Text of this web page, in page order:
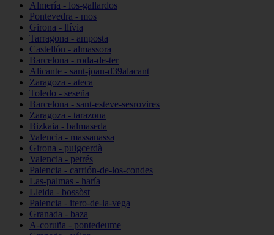
Almería - los-gallardos
Pontevedra - mos
Girona - llívia
Tarragona - amposta
Castellón - almassora
Barcelona - roda-de-ter
Alicante - sant-joan-d39alacant
Zaragoza - ateca
Toledo - seseña
Barcelona - sant-esteve-sesrovires
Zaragoza - tarazona
Bizkaia - balmaseda
Valencia - massanassa
Girona - puigcerdà
Valencia - petrés
Palencia - carrión-de-los-condes
Las-palmas - haría
Lleida - bossòst
Palencia - itero-de-la-vega
Granada - baza
A-coruña - pontedeume